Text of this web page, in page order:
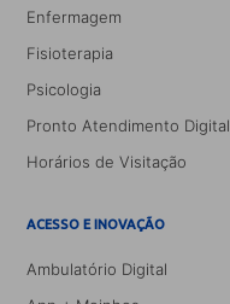
Enfermagem
Fisioterapia
Psicologia
Pronto Atendimento Digital
Horários de Visitação
ACESSO E INOVAÇÃO
Ambulatório Digital